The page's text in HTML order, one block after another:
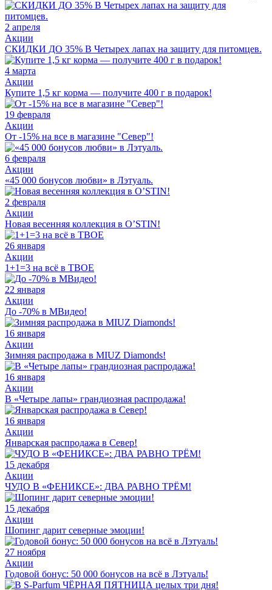
2 апреля
Акции
СКИДКИ ДО 35% В Четырех лапах на защиту для питомцев.
4 марта
Акции
Купите 1,5 кг корма — получите 400 г в подарок!
19 февраля
Акции
От -15% на все в магазине "Север"!
6 февраля
Акции
«45 000 бонусов любви» в Лэтуаль.
2 февраля
Акции
Новая весенняя коллекция в O’STIN!
26 января
Акции
1+1=3 на всё в ТВОЕ
22 января
Акции
До -70% в МВидео!
16 января
Акции
Зимняя распродажа в MIUZ Diamonds!
16 января
Акции
В «Четыре лапы» грандиозная распродажа!
16 января
Акции
Январская распродажа в Север!
15 декабря
Акции
ЧУДО В «ФЕНИКСЕ»: ДВА РАВНО ТРЁМ!
15 декабря
Акции
Шопинг дарит северные эмоции!
27 ноября
Акции
Годовой бонус: 50 000 бонусов на всё в Лэтуаль!